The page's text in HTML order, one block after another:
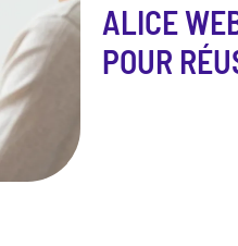
ALICE
POUR